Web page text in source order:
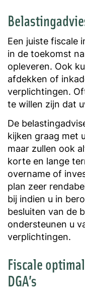
Een juiste fiscale
in de toekomst
opleveren. Ook
afdekken of
verplichtingen.
te willen zijn dat
De
kijken graag met
maar zullen ook
korte en lange
overname of
plan zeer
bij indien u in
besluiten van de
ondersteunen u
verplichtingen.
Fiscale
DGA’s